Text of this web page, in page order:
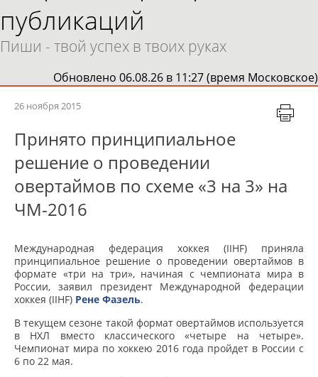
публикаций
Пиши - твой успех в твоих руках
Обновлено 06.08.26 в 11:27 (время Московское)
26 ноября 2015
Принято принципиальное
решение о проведении
овертаймов по схеме «3 на 3» на
ЧМ-2016
Международная федерация хоккея (IIHF) приняла
принципиальное решение о проведении овертаймов в
формате «три на три», начиная с чемпионата мира в
России, заявил президент Международной федерации
хоккея (IIHF) Рене Фазель.
В текущем сезоне такой формат овертаймов используется
в НХЛ вместо классического «четыре на четыре».
Чемпионат мира по хоккею 2016 года пройдет в России с
6 по 22 мая.